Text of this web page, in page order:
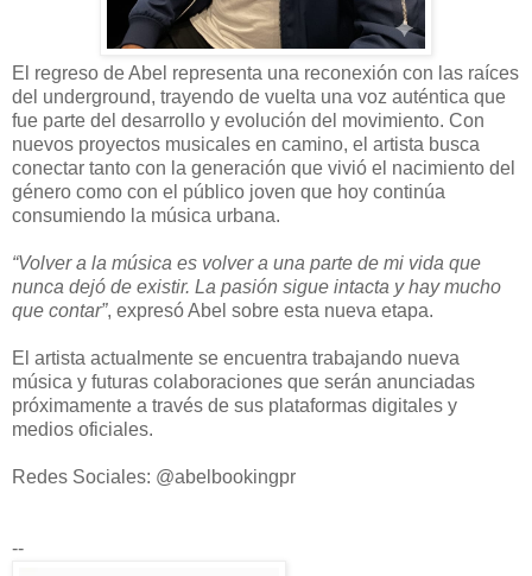
El regreso de Abel representa una reconexión con las raíces
del underground, trayendo de vuelta una voz auténtica que
fue parte del desarrollo y evolución del movimiento. Con
nuevos proyectos musicales en camino, el artista busca
conectar tanto con la generación que vivió el nacimiento del
género como con el público joven que hoy continúa
consumiendo la música urbana.
“Volver a la música es volver a una parte de mi vida que
nunca dejó de existir. La pasión sigue intacta y hay mucho
que contar”, expresó Abel sobre esta nueva etapa.
El artista actualmente se encuentra trabajando nueva
música y futuras colaboraciones que serán anunciadas
próximamente a través de sus plataformas digitales y
medios oficiales.
Redes Sociales: @abelbookingpr
--